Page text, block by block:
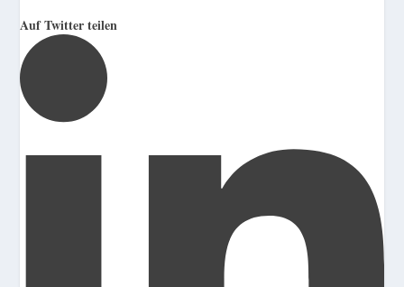
Auf Twitter teilen